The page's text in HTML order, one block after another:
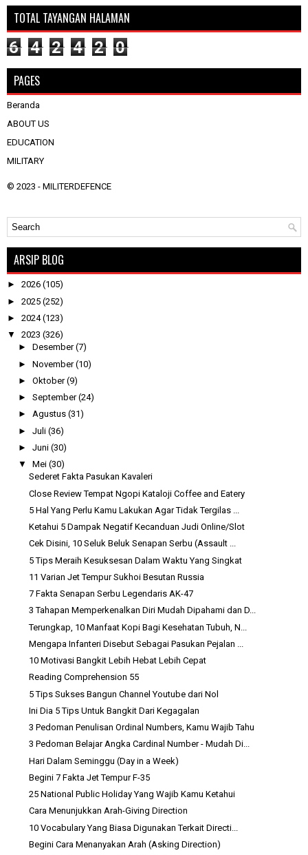
TOTAL TAYANGAN HALAMAN
6 4 2 4 2 0
PAGES
Beranda
ABOUT US
EDUCATION
MILITARY
© 2023 - MILITERDEFENCE
ARSIP BLOG
► 2026 (105)
► 2025 (252)
► 2024(123)
▼ 2023 (326)
► Desember(7)
► November(10)
► Oktober(9)
► September(24)
► Agustus (31)
► Juli (36)
► Juni (30)
▼ Mei (30)
Sederet Fakta Pasukan Kavaleri
Close Review Tempat Ngopi Kataloji Coffee and Eatery
5 Hal Yang Perlu Kamu Lakukan Agar Tidak Tergilas ...
Ketahui 5 Dampak Negatif Kecanduan Judi Online/Slot
Cek Disini, 10 Seluk Beluk Senapan Serbu (Assault ...
5 Tips Meraih Kesuksesan Dalam Waktu Yang Singkat
11 Varian Jet Tempur Sukhoi Besutan Russia
7 Fakta Senapan Serbu Legendaris AK-47
3 Tahapan Memperkenalkan Diri Mudah Dipahami dan D...
Terungkap, 10 Manfaat Kopi Bagi Kesehatan Tubuh, N...
Mengapa Infanteri Disebut Sebagai Pasukan Pejalan ...
10 Motivasi Bangkit Lebih Hebat Lebih Cepat
Reading Comprehension 55
5 Tips Sukses Bangun Channel Youtube dari Nol
Ini Dia 5 Tips Untuk Bangkit Dari Kegagalan
3 Pedoman Penulisan Ordinal Numbers, Kamu Wajib Tahu
3 Pedoman Belajar Angka Cardinal Number - Mudah Di...
Hari Dalam Seminggu (Day in a Week)
Begini 7 Fakta Jet Tempur F-35
25 National Public Holiday Yang Wajib Kamu Ketahui
Cara Menunjukkan Arah-Giving Direction
10 Vocabulary Yang Biasa Digunakan Terkait Directi...
Begini Cara Menanyakan Arah (Asking Direction)